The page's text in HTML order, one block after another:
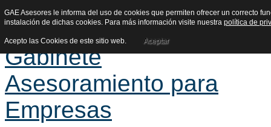
GAE Asesores le informa del uso de cookies que permiten ofrecer un correcto
instalación de dichas cookies. Para más información visite nuestra política de
Acepto las Cookies de este sitio web. Aceptar